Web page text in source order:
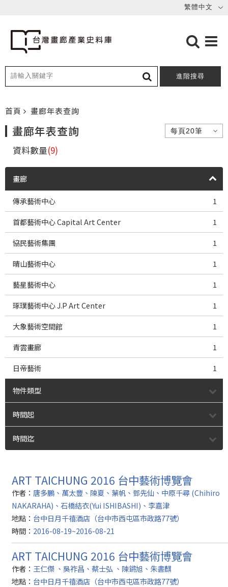
進階搜尋
首頁 畫廊年表查詢
畫廊年表查詢
資料數量(9)
畫廊
傳承藝術中心
1
首都藝術中心 Capital Art Center
1
協民藝術集團
1
晴山藝術中心
1
藝星藝術中心
1
琢璞藝術中心 J.P Art Center
1
大象藝術空間館
1
青雲畫廊
1
日帝藝術
1
物件類型
時間起
時間迄
ART TAICHUNG 2016 台中藝術博覽會
作者： 唐多鵬、萬太豐、陳夏、葉帆、鄧先仙、中原千尋 (Chihiro
NAKARAHA)、石橋結衣(Yui ISHIBASHI)、李嘉津
地點： 台中日月千禧酒店（台中市西屯區市政路77號）
時間： 2016-08-19~2016-08-21
ART TAICHUNG 2016 台中藝術博覽會
作者： 王仁傑 、吳祚昌、蔡士弘 、陳鏘旭、朱書麒
地點： 台中日月千禧酒店（台中市西屯區市政路77號）